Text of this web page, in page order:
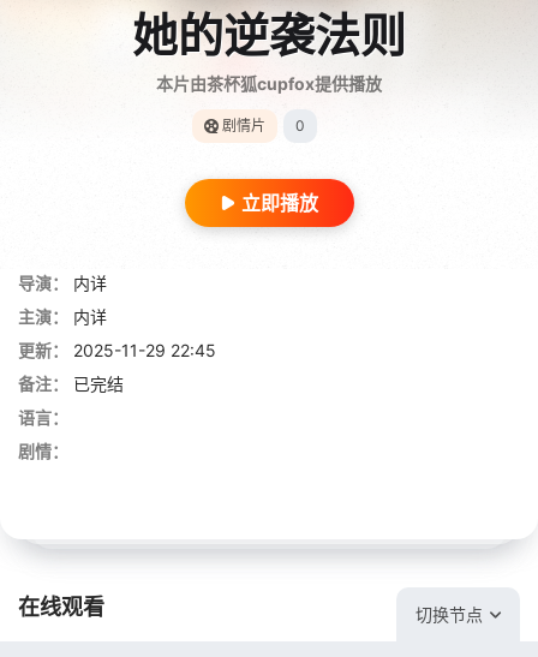
她的逆袭法则
本片由茶杯狐cupfox提供播放
剧情片 0
立即播放
导演：
内详
主演：
内详
更新：
2025-11-29 22:45
备注：
已完结
语言：
剧情：
在线观看 切换节点